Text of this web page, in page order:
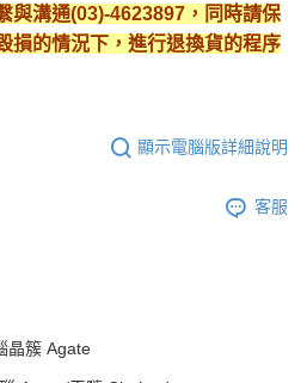
與溝通(03)-4623897，同時請保
損的情況下，進行退換貨的程序
顯示電腦版詳細說明
客服
晶簇 Agate